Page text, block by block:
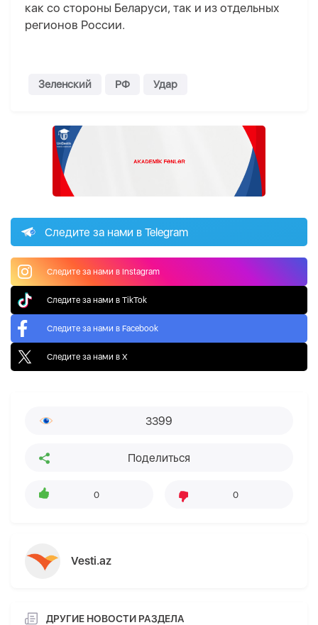
как со стороны Беларуси, так и из отдельных
регионов России.
Зеленский РФ Удар
Следите за нами в Telegram
Следите за нами в Instagram
Следите за нами в TikTok
Следите за нами в Facebook
Следите за нами в X
3399
Поделиться
0 0
Vesti.az
ДРУГИЕ НОВОСТИ РАЗДЕЛА